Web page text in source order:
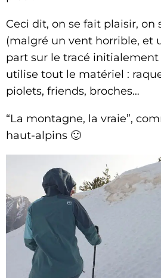
Ceci dit, on se fait plaisir, on
(malgré un vent horrible, et
part sur le tracé initialement
utilise tout le matériel :
piolets, friends, broches…
“La montagne, la vraie”,
haut-alpins 🙂